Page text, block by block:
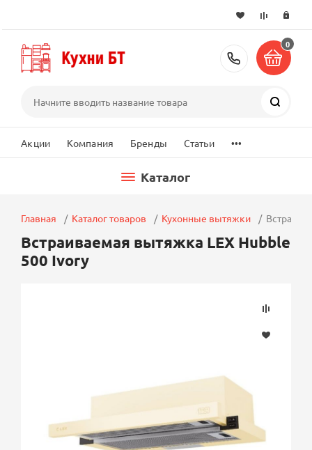
+7 (495)
0
Акции Компания Бренды Статьи ...
Каталог
Главная Каталог товаров Кухонные вытяжки
Встраиваемая вытяжка LEX Hubble
500 Ivory